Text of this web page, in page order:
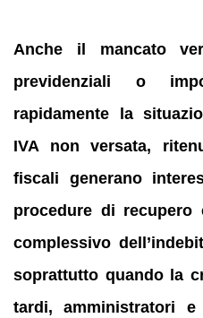
Anche il mancato
previdenziali o
rapidamente la
IVA non versata,
fiscali generano
procedure di recupero
complessivo
soprattutto quando la
tardi, amministratori